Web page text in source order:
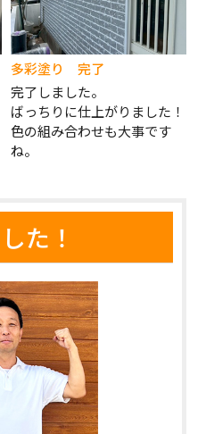
多彩塗り 完了
完了しました。
ばっちりに仕上がりました！
色の組み合わせも大事です
ね。
た！